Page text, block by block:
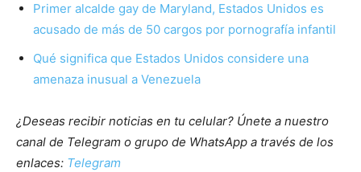
Primer alcalde gay de Maryland, Estados Unidos es
acusado de más de 50 cargos por pornografía infantil
Qué significa que Estados Unidos considere una
amenaza inusual a Venezuela
¿Deseas recibir noticias en tu celular? Únete a nuestro
canal de Telegram o grupo de WhatsApp a través de los
enlaces: Telegram